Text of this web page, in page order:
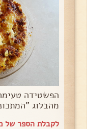
הפשטידה
מהבלוג
לקבלת הספר של